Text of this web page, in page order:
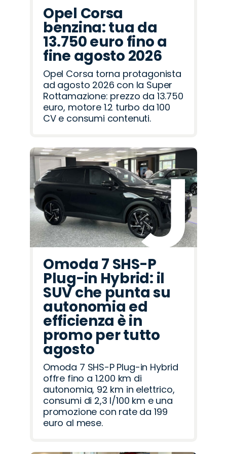
Opel Corsa
benzina: tua da
13.750 euro fino a
fine agosto 2026
Opel Corsa torna protagonista
ad agosto 2026 con la Super
Rottamazione: prezzo da 13.750
euro, motore 1.2 turbo da 100
CV e consumi contenuti.
Omoda 7 SHS-P
Plug-in Hybrid: il
SUV che punta su
autonomia ed
efficienza è in
promo per tutto
agosto
Omoda 7 SHS-P Plug-in Hybrid
offre fino a 1.200 km di
autonomia, 92 km in elettrico,
consumi di 2,3 l/100 km e una
promozione con rate da 199
euro al mese.